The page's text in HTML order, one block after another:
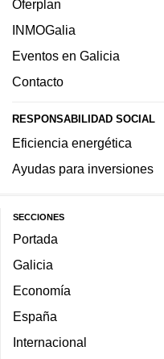
Oferplan
INMOGalia
Eventos en Galicia
Contacto
RESPONSABILIDAD SOCIAL
Eficiencia energética
Ayudas para inversiones
SECCIONES
Portada
Galicia
Economía
España
Internacional